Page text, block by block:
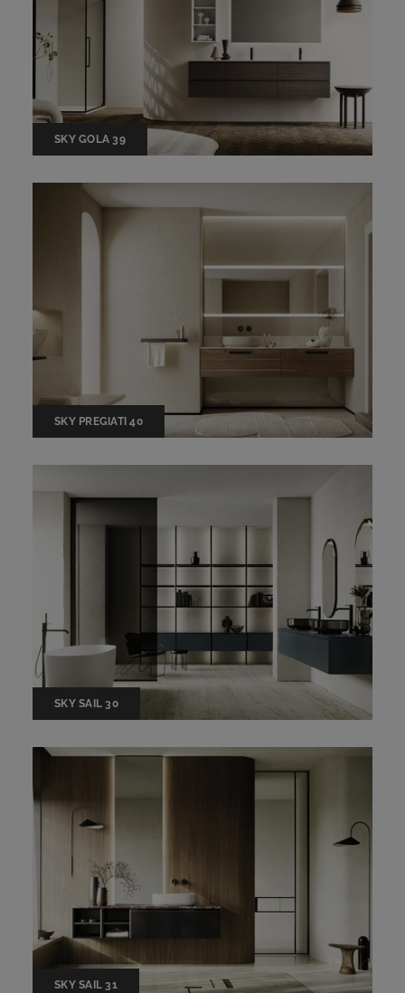
SKY GOLA 39
SKY PREGIATI 40
SKY SAIL 30
SKY SAIL 31